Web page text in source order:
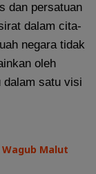
dan persatuan
dalam cita-
negara tidak
oleh
dalam satu visi
Malut